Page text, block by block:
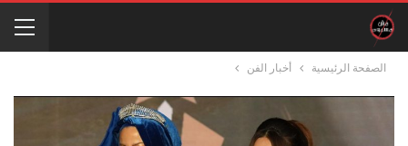
الصفحة الرئيسية أخبار الفن